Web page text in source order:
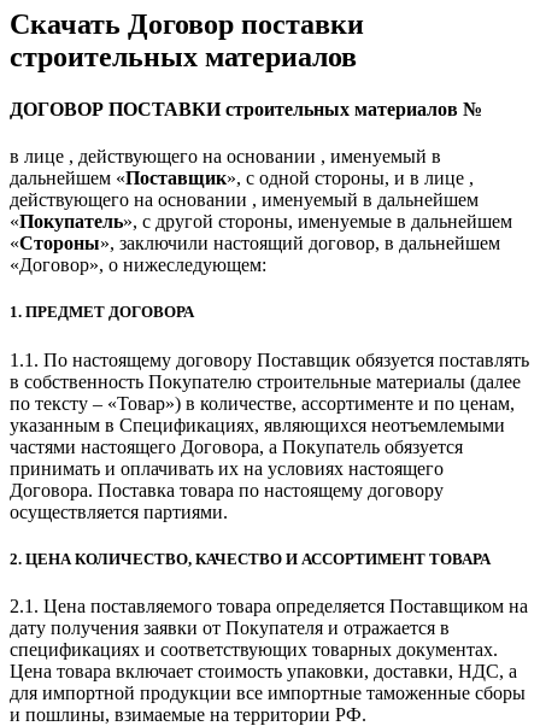
Скачать Договор поставки
строительных материалов
ДОГОВОР ПОСТАВКИ строительных материалов №
в лице , действующего на основании , именуемый в
дальнейшем «Поставщик», с одной стороны, и в лице ,
действующего на основании , именуемый в дальнейшем
«Покупатель», с другой стороны, именуемые в дальнейшем
«Стороны», заключили настоящий договор, в дальнейшем
«Договор», о нижеследующем:
1. ПРЕДМЕТ ДОГОВОРА
1.1. По настоящему договору Поставщик обязуется поставлять
в собственность Покупателю строительные материалы (далее
по тексту – «Товар») в количестве, ассортименте и по ценам,
указанным в Спецификациях, являющихся неотъемлемыми
частями настоящего Договора, а Покупатель обязуется
принимать и оплачивать их на условиях настоящего
Договора. Поставка товара по настоящему договору
осуществляется партиями.
2. ЦЕНА КОЛИЧЕСТВО, КАЧЕСТВО И АССОРТИМЕНТ ТОВАРА
2.1. Цена поставляемого товара определяется Поставщиком на
дату получения заявки от Покупателя и отражается в
спецификациях и соответствующих товарных документах.
Цена товара включает стоимость упаковки, доставки, НДС, а
для импортной продукции все импортные таможенные сборы
и пошлины, взимаемые на территории РФ.